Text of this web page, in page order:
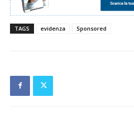
TAGS evidenza Sponsored